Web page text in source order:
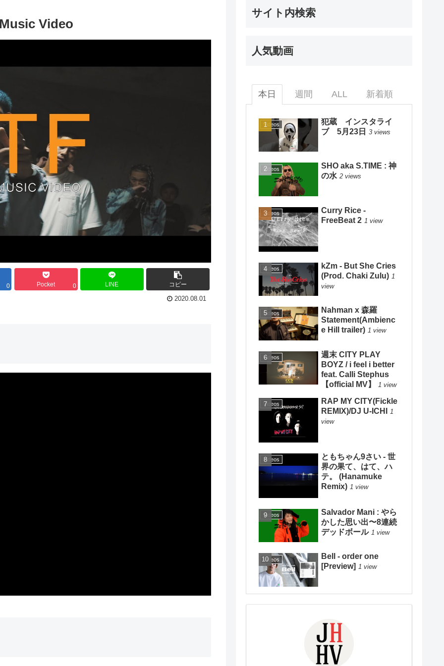
Video
0 Pocket 0 LINE コピー
2020.08.01
サイト内検索
人気動画
本日 週間 ALL 新着順
Videos
犯蔵 インスタライ
ブ 5月23日 3 views
Videos
SHO aka S.TIME : 神
の水 2 views
Videos
Curry Rice -
FreeBeat 2 1 view
Videos
kZm - But She Cries
(Prod. Chaki Zulu) 1
view
Videos
Nahman x 森羅
Statement(Ambienc
e Hill trailer) 1 view
Videos
週末 CITY PLAY
BOYZ / i feel i better
feat. Calli Stephus
【official MV】
1 view
Videos
RAP MY CITY(Fickle
REMIX)/DJ U-ICHI
1
view
Videos
ともちゃん9さい - 世
界の果て、はて、ハ
テ。 (Hanamuke
Remix) 1 view
Videos
Salvador Mani : やら
かした思い出〜8連続
デッドボール 1 view
Videos
Bell - order one
[Preview] 1 view